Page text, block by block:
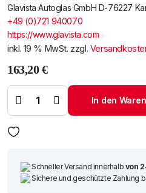
Glavista Autoglas GmbH D-76227
+49 (0)721 940070
https://www.glavista.com
inkl. 19 % MwSt. zzgl.
163,20€
Frontscheibe VW
Tiguan 11-
+Akustikstik Menge
In den
Schneller Versand innerhalb von
Sichere und geschützte Zahlung